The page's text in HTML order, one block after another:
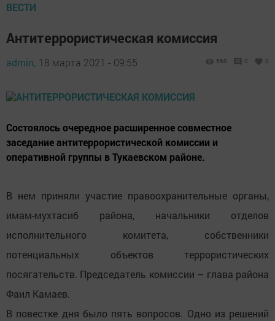
ВЕСТИ
Антитеррористическая комиссия
admin, 18 марта 2021 - 09:55 568 0 0
Состоялось очередное расширенное совместное
заседание антитеррористической комиссии и
оперативной группы в Тукаевском районе.
В нем приняли участие правоохранительные органы,
имам-мухтасиб района, начальники отделов
исполнительного комитета, собственники
потенциальных объектов террористических
посягательств. Председатель комиссии – глава района
Фаил Камаев.
В повестке дня было пять вопросов. Одно из решений